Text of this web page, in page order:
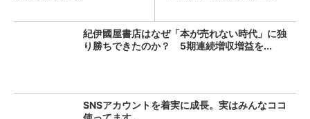
紀伊國屋書店はなぜ「本が売れない時代」に独
り勝ちできたのか？ 5期連続増収増益を...
SNSアカウントを着実に成長。実はみんなココ